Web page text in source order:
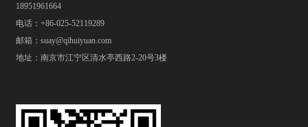
18951961664
电话：+86-025-52119289
邮箱：suay@qihuiyuan.com
地址：南京市江宁区清水亭西路2-20号3楼